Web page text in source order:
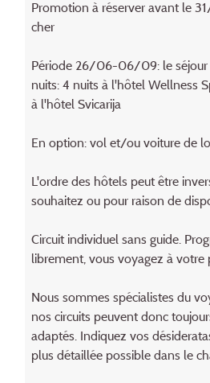
Promotion à réserver avant le
cher
Période 26/06-06/09: le séjour
nuits: 4 nuits à l'hôtel Wellness
à l'hôtel Svicarija
En option: vol et/ou voiture de
L'ordre des hôtels peut être
souhaitez ou pour raison de
Circuit individuel sans guide.
librement, vous voyagez à votre
Nous sommes spécialistes du
nos circuits peuvent donc
adaptés. Indiquez vos
plus détaillée possible dans le